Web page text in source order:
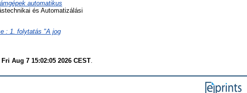
automatikus
és Automatizálási
: 1. folytatás "A jog
Fri Aug 7 15:02:05 2026 CEST.